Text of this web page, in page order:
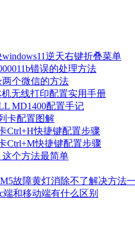
逆天右键折叠菜单
错误的处理方法
个微信的方法
机无线打印配置实用手册
MD1400配置手记
卡配置图解
Ctrl+H快捷键配置步骤
Ctrl+M快捷键配置步骤
个方法最简单
故障黄灯消除不了解决方法
端和移动端有什么区别